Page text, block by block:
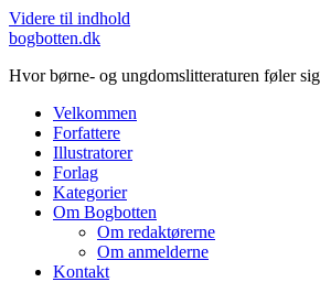
Videre til indhold
bogbotten.dk
Hvor børne- og ungdomslitteraturen føler
Velkommen
Forfattere
Illustratorer
Forlag
Kategorier
Om Bogbotten
Om redaktørerne
Om anmelderne
Kontakt